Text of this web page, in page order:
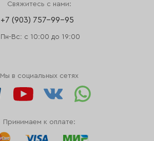
Свяжитесь с нами:
+7 (903) 757-99-95
Пн-Вс: с 10:00 до 19:00
Мы в социальных сетях
Принимаем к оплате: